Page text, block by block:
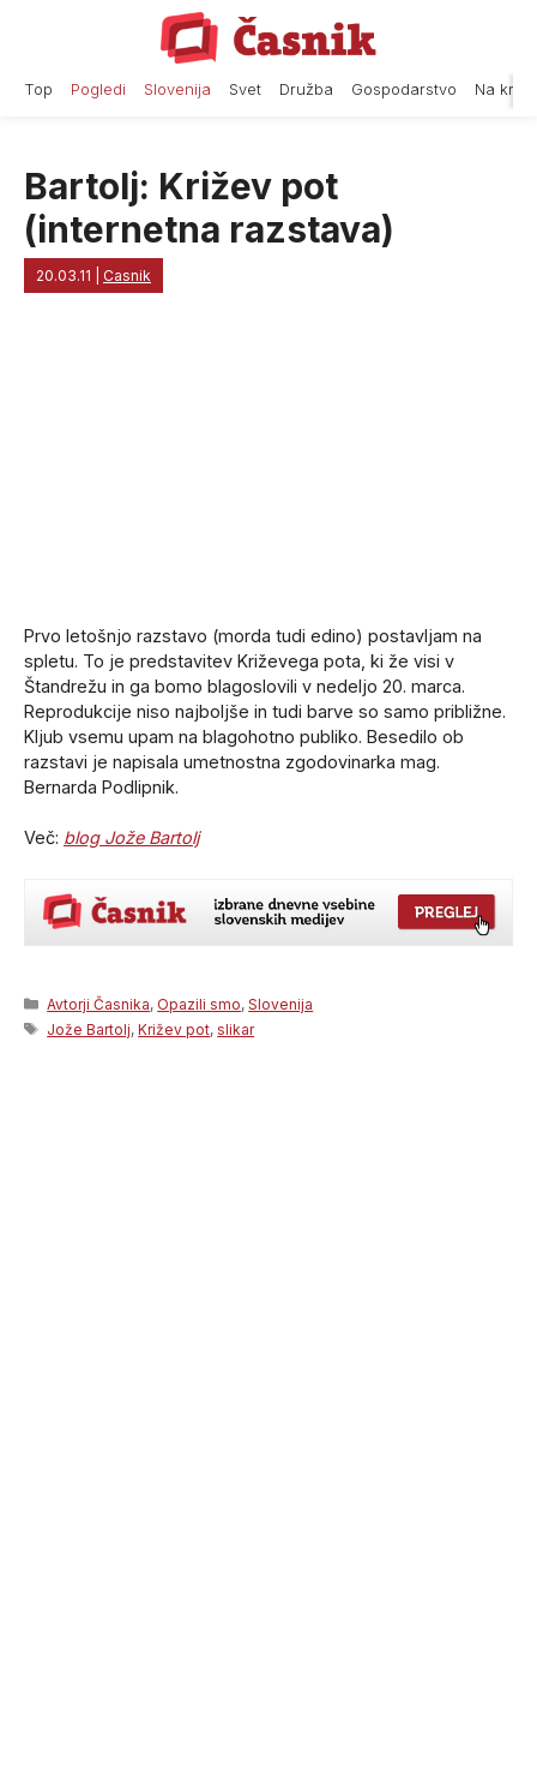
Top Pogledi Slovenija Svet Družba Gospodarstvo Na
Bartolj: Križev pot
(internetna razstava)
20.03.11 Casnik
Prvo letošnjo razstavo (morda tudi edino) postavljam na
spletu. To je predstavitev Križevega pota, ki že visi v
Štandrežu in ga bomo blagoslovili v nedeljo 20. marca.
Reprodukcije niso najboljše in tudi barve so samo približne.
Kljub vsemu upam na blagohotno publiko. Besedilo ob
razstavi je napisala umetnostna zgodovinarka mag.
Bernarda Podlipnik.
Več: blog Jože Bartolj
Categories
Avtorji Časnika, Opazili smo,Slovenija
Tags
Jože Bartolj,Križev pot,slikar